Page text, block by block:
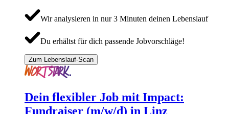
Wir analysieren in nur 3 Minuten deinen Lebenslauf
Du erhältst für dich passende Jobvorschläge!
Zum Lebenslauf-Scan
Dein flexibler Job mit Impact:
Fundraiser (m/w/d) in Linz